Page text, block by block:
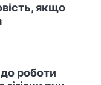
якщо
роботи